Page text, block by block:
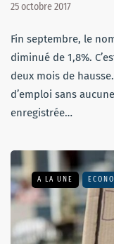
25 octobre 2017
Fin septembre, le
diminué de 1,8%.
deux mois de
d’emploi sans
enregistrée…
A LA UNE